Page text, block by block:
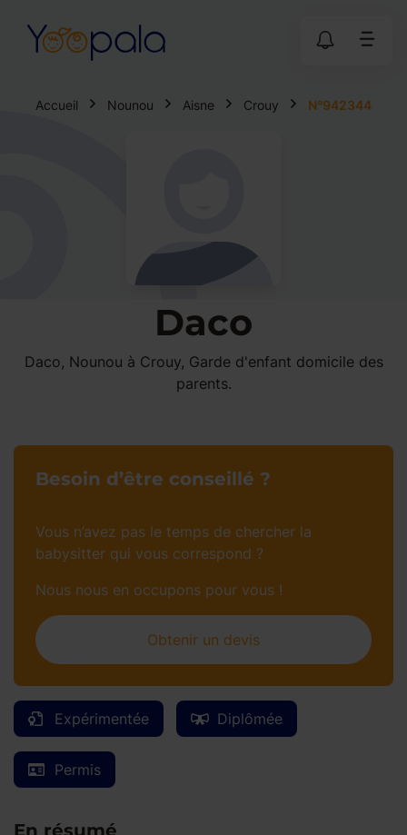
Accueil Nounou Aisne Crouy N°942344
Daco
Daco, Nounou à Crouy, Garde d'enfant domicile des
parents.
Expérimentée Diplômée
Permis
En résumé
Besoin d’être conseillé ?
Vous n’avez pas le temps de chercher la
babysitter qui vous correspond ?
Nous nous en occupons pour vous !
Obtenir un devis